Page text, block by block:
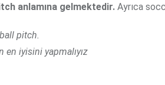
anlamına gelmektedir. Ayrıca
pitch.
en iyisini yapmalıyız